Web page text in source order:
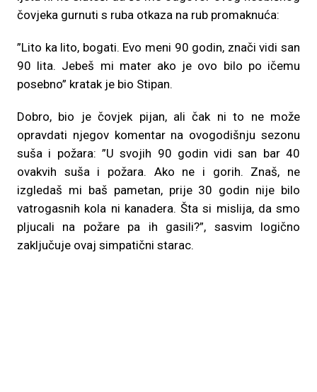
čovjeka gurnuti s ruba otkaza na rub promaknuća:
”Lito ka lito, bogati. Evo meni 90 godin, znači vidi san
90 lita. Jebeš mi mater ako je ovo bilo po ičemu
posebno” kratak je bio Stipan.
Dobro, bio je čovjek pijan, ali čak ni to ne može
opravdati njegov komentar na ovogodišnju sezonu
suša i požara: ”U svojih 90 godin vidi san bar 40
ovakvih suša i požara. Ako ne i gorih. Znaš, ne
izgledaš mi baš pametan, prije 30 godin nije bilo
vatrogasnih kola ni kanadera. Šta si mislija, da smo
pljucali na požare pa ih gasili?”, sasvim logično
zaključuje ovaj simpatični starac.